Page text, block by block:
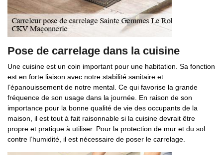
Pose de carrelage dans la cuisine
Une cuisine est un coin important pour une habitation. Sa fonction
est en forte liaison avec notre stabilité sanitaire et
l’épanouissement de notre mental. Ce qui favorise la grande
fréquence de son usage dans la journée. En raison de son
importance pour la bonne qualité de vie des occupants de la
maison, il est tout à fait raisonnable si la cuisine devrait être
propre et pratique à utiliser. Pour la protection de mur et du sol
contre l’humidité, il est nécessaire de poser le carrelage.